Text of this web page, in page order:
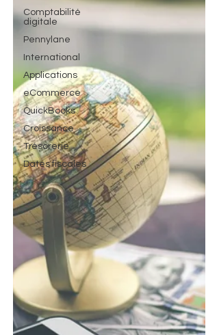
Comptabilité
digitale
Pennylane
International
Applications
eCommerce
QuickBooks
Croissance
Trésorerie
Dates fiscales